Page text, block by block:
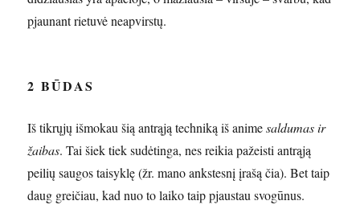
pjaunant rietuvė neapvirstų.
2 BŪDAS
Iš tikrųjų išmokau šią antrąją techniką iš animesaldumas ir
žaibas. Tai šiek tiek sudėtinga, nes reikia pažeisti antrąją
peilių saugos taisyklę (žr. mano ankstesnį įrašą čia). Bet taip
daug greičiau, kad nuo to laiko taip pjaustau svogūnus.